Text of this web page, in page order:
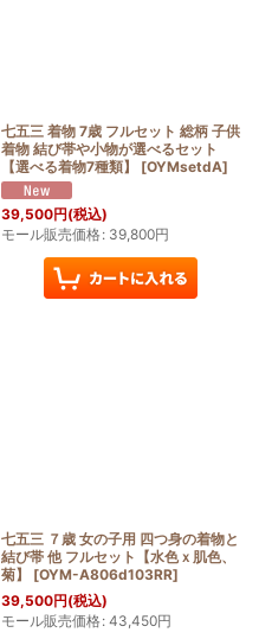
七五三 着物 7歳 フルセット 総柄 子供
着物 結び帯や小物が選べるセット
【選べる着物7種類】
[OYMsetdA]
39,500円(税込)
モール販売価格: 39,800円
七五三 ７歳 女の子用 四つ身の着物と
結び帯 他 フルセット【水色ｘ肌色、
菊】
[OYM-A806d103RR]
39,500円(税込)
モール販売価格: 43,450円